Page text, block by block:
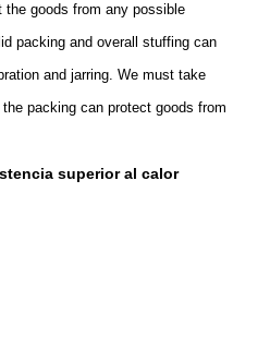
goods from any possible
packing and overall stuffing can
and jarring. We must take
packing can protect goods from
superior al calor